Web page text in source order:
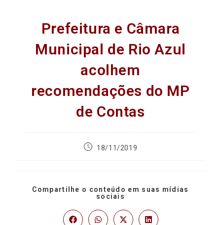
Prefeitura e Câmara
Municipal de Rio Azul
acolhem
recomendações do MP
de Contas
18/11/2019
Compartilhe o conteúdo em suas mídias
sociais